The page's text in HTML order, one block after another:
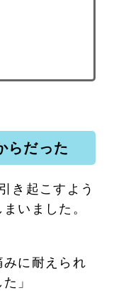
らだった
き起こすよう
いました。
みに耐えられ
」